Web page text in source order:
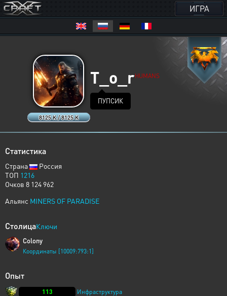
ИГРА
8125 K / 8125 K
T_o_rHUMANS
ПУПСИК
Статистика
Страна
Россия
ТОП 1216
Очков 8 124 962
Альянс MINERS OF PARADISE
СтолицаКлючи
Colony
Координаты [10009:793:1]
Опыт
113
Инфраструктура